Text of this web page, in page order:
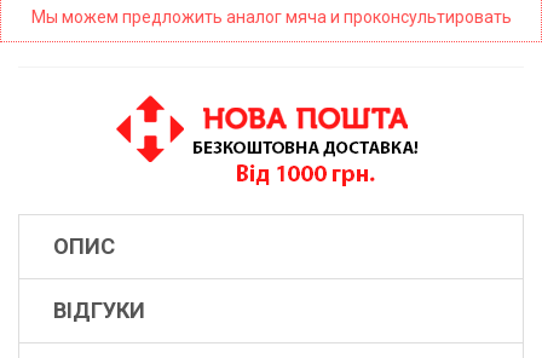
Мы можем предложить аналог мяча и проконсультировать
ОПИС
ВІДГУКИ